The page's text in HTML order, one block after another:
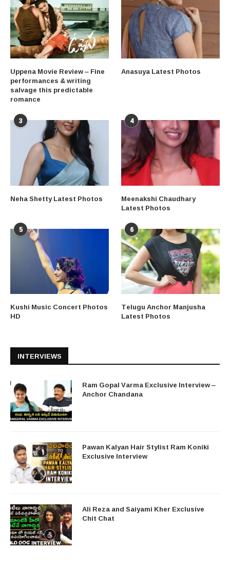
Uppena Movie Review – Fine
performances & writing
salvage this predictable
romance
Anasuya Latest Photos
3
Neha Shetty Latest Photos
4
Meenakshi Chaudhary
Latest Photos
5
Kushi Music Concert Photos
HD
6
Telugu Anchor Manjusha
Latest Photos
INTERVIEWS
Ram Gopal Varma Exclusive Interview –
Anchor Chandana
Pawan Kalyan Hair Stylist Ram Koniki
Exclusive Interview
Ali Reza and Saiyami Kher Exclusive
Chit Chat